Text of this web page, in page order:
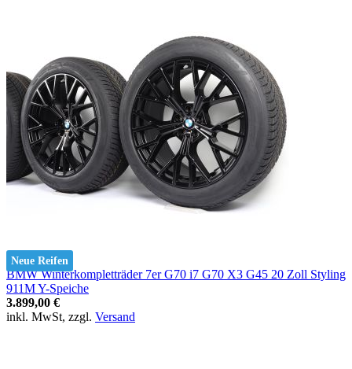
Neue Reifen
BMW Winterkompletträder 7er G70 i7 G70 X3 G45 20 Zoll Styling
911M Y-Speiche
3.899,00 €
inkl. MwSt, zzgl. Versand